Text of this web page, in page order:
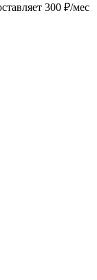
300 ₽/мес